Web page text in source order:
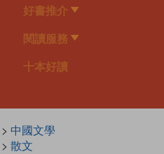
好書推介
閱讀服務
十本好讀
> 中國文學
> 散文